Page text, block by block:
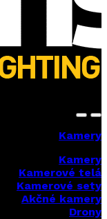
Kamery
Kamery
Kamerové telá
Kamerové sety
Akčné kamery
Drony